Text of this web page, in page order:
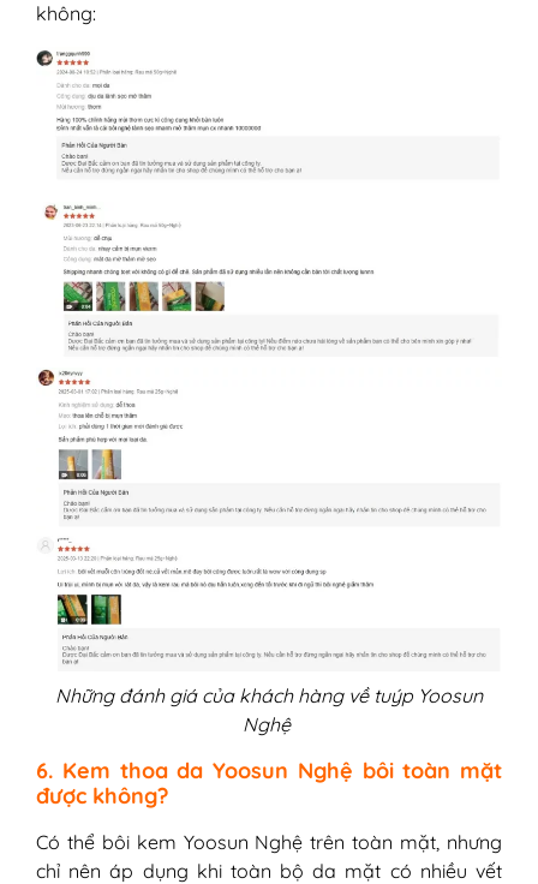
không:
Những đánh giá của khách hàng về tuýp Yoosun
Nghệ
6. Kem thoa da Yoosun Nghệ bôi toàn mặt
được không?
Có thể bôi kem Yoosun Nghệ trên toàn mặt, nhưng
chỉ nên áp dụng khi toàn bộ da mặt có nhiều vết